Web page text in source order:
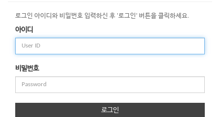
로그인 아이디와 비밀번호 입력하신 후 '로그인' 버튼을 클릭하세요.
아이디
비밀번호
로그인